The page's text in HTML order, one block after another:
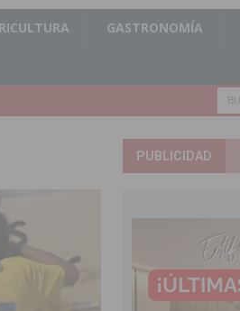
GASTRONOMÍA
PUBLICIDAD